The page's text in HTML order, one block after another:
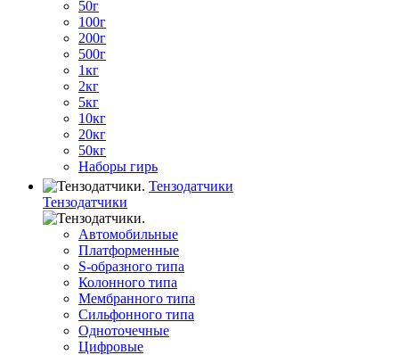
50г
100г
200г
500г
1кг
2кг
5кг
10кг
20кг
50кг
Наборы гирь
Тензодатчики
Тензодатчики
Автомобильные
Платформенные
S-образного типа
Колонного типа
Мембранного типа
Сильфонного типа
Одноточечные
Цифровые